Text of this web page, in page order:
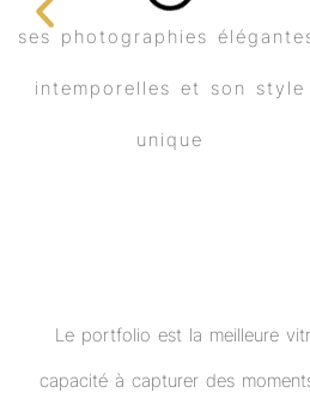
Le portfolio est la meilleure
capacité à capturer des